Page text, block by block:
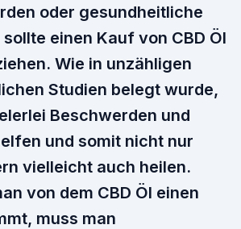
oder gesundheitliche
einen Kauf von CBD Öl
Wie in unzähligen
Studien belegt wurde,
Beschwerden und
und somit nicht nur
vielleicht auch heilen.
von dem CBD Öl einen
muss man